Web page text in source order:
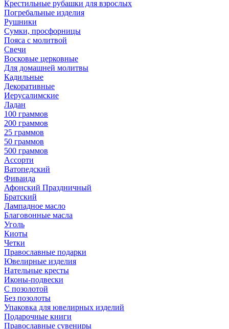
Крестильные рубашки для взрослых
Погребальные изделия
Рушники
Сумки, просфорницы
Пояса с молитвой
Свечи
Восковые церковные
Для домашней молитвы
Кадильные
Декоративные
Иерусалимские
Ладан
100 граммов
200 граммов
25 граммов
50 граммов
500 граммов
Ассорти
Ватопедский
Фиваида
Афонский Праздничный
Братский
Лампадное масло
Благовонные масла
Уголь
Киоты
Четки
Православные подарки
Ювелирные изделия
Нательные кресты
Иконы-подвески
С позолотой
Без позолоты
Упаковка для ювелирных изделий
Подарочные книги
Православные сувениры